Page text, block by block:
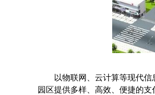
以物联网、云计算等现代
园区提供多样、高效、便捷的